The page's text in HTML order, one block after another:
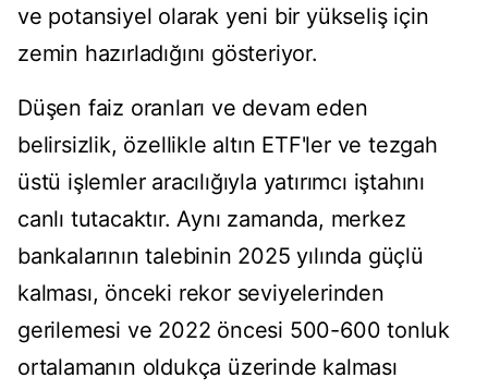
ve potansiyel olarak yeni bir yükseliş için
zemin hazırladığını gösteriyor.
Düşen faiz oranları ve devam eden
belirsizlik, özellikle altın ETF'ler ve tezgah
üstü işlemler aracılığıyla yatırımcı iştahını
canlı tutacaktır. Aynı zamanda, merkez
bankalarının talebinin 2025 yılında güçlü
kalması, önceki rekor seviyelerinden
gerilemesi ve 2022 öncesi 500-600 tonluk
ortalamanın oldukça üzerinde kalması